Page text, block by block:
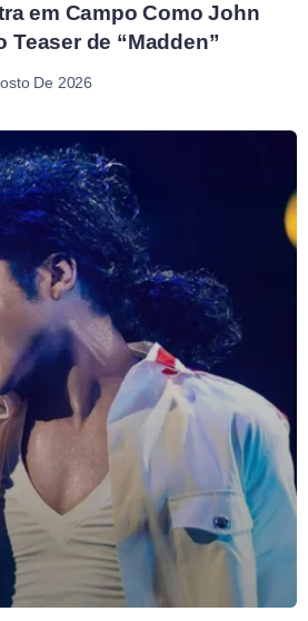
em Campo Como John
Teaser de “Madden”
De 2026